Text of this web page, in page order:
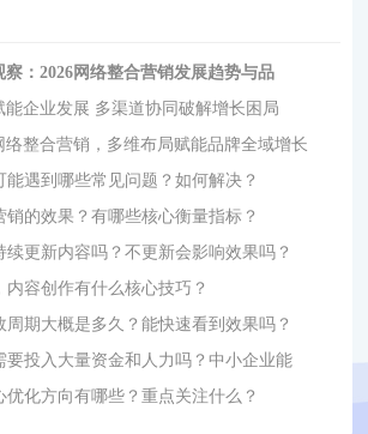
察：2026网络整合营销发展趋势与品
能企业发展 多渠道协同破解增长困局
络整合营销，多维布局赋能品牌全域增长
能遇到哪些常见问题？如何解决？
销的效果？有哪些核心衡量指标？
续更新内容吗？不更新会影响效果吗？
内容创作有什么核心技巧？
周期大概是多久？能快速看到效果吗？
要投入大量资金和人力吗？中小企业能
优化方向有哪些？重点关注什么？